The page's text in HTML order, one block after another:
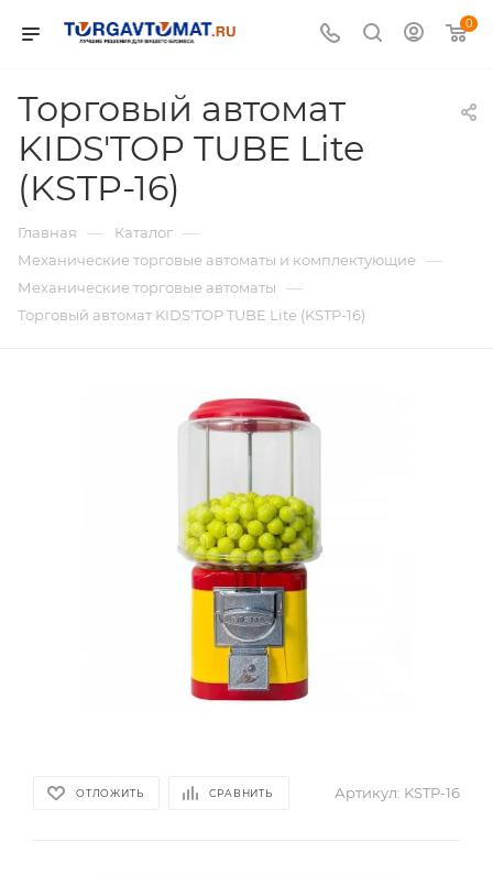
0
Торговый автомат
KIDS'TOP TUBE Lite
(KSTP-16)
Главная — Каталог —
Механические торговые автоматы и комплектующие —
Механические торговые автоматы —
Торговый автомат KIDS'TOP TUBE Lite (KSTP-16)
ОТЛОЖИТЬ СРАВНИТЬ Артикул: KSTP-16